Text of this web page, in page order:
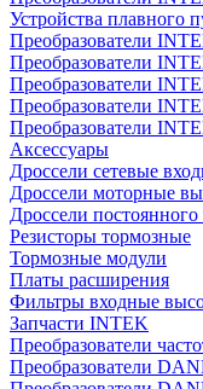
Устройства плавного
Преобразователи
Преобразователи
Преобразователи
Преобразователи
Преобразователи
Аксессуары
Дроссели сетевые
Дроссели моторные
Дроссели постоянного
Резисторы тормозные
Тормозные модули
Платы расширения
Фильтры входные
Запчасти INTEK
Преобразователи
Преобразователи